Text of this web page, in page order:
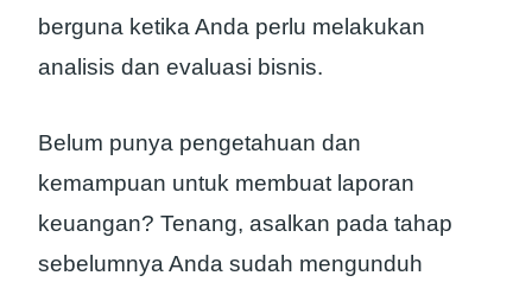
berguna ketika Anda perlu melakukan
analisis dan evaluasi bisnis.
Belum punya pengetahuan dan
kemampuan untuk membuat laporan
keuangan? Tenang, asalkan pada tahap
sebelumnya Anda sudah mengunduh